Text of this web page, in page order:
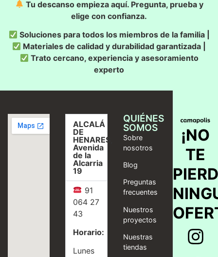
Tu descanso empieza aquí. Pregunta, prueba y
elige con confianza.
Soluciones para todos los miembros de la familia |
Materiales de calidad y durabilidad garantizada |
Trato cercano, experiencia y asesoramiento
experto
ALCALÁ
DE
HENARES,
Avenida
de la
Alcarria
19
91
064 27
43
Horario:
Lunes
QUIÉNES
SOMOS
Sobre
nosotros
Blog
Preguntas
frecuentes
Nuestros
proyectos
Nuestras
tiendas
¡NO
TE